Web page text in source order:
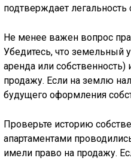
подтверждает
Не менее важен вопрос
Убедитесь, что земельный
аренда или
продажу. Если на землю
будущего оформления
Проверьте историю
апартаментами
имели право на продажу.